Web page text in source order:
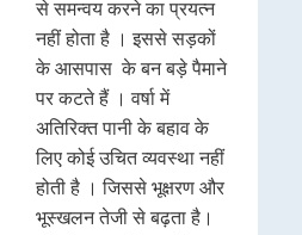
से समन्वय करने का प्रयत्न
नहीं होता है । इससे सड़कों
के आसपास के बन बड़े पैमाने
पर कटते हैं । वर्षा में
अतिरिक्त पानी के बहाव के
लिए कोई उचित व्यवस्था नहीं
होती है । जिससे भूक्षरण और
भूस्खलन तेजी से बढ़ता है।